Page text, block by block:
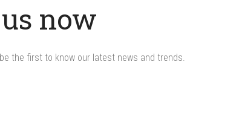
now
the first to know our latest news and trends.